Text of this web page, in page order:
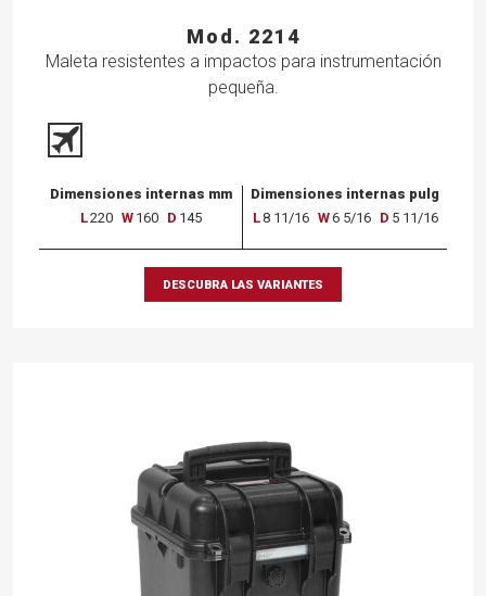
Mod. 2214
Maleta resistentes a impactos para instrumentación
pequeña.
Dimensiones internas mm
L220 W 160 D 145
Dimensiones internas pulg
L8 11/16 W6 5/16 D 5 11/16
DESCUBRA LAS VARIANTES